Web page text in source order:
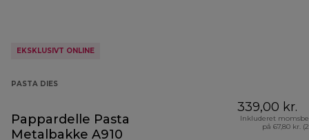
EKSKLUSIVT ONLINE
PASTA DIES
Pappardelle Pasta
Metalbakke A910
339,00 kr.
Inkluderet
på 67,80 kr.